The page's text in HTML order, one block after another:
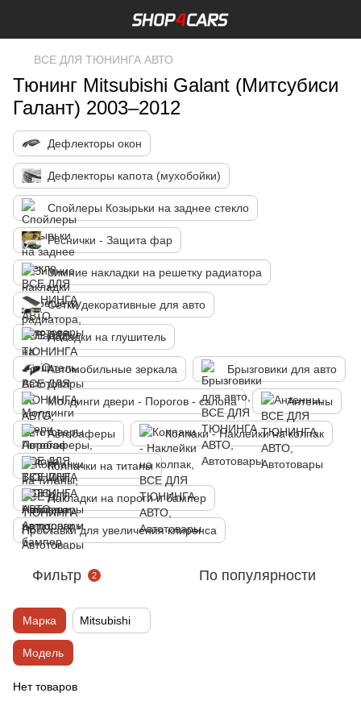
ВСЕ ДЛЯ ТЮНИНГА АВТО
Тюнинг Mitsubishi Galant (Митсубиси
Галант) 2003–2012
Дефлекторы окон
Дефлекторы капота (мухобойки)
Спойлеры Козырьки на заднее стекло
Реснички - Защита фар
Зимние накладки на решетку радиатора
Сетки декоративные для авто
Насадки на глушитель
Автомобильные зеркала Брызговики для авто
Молдинги двери - Порогов - салона Антенны
Автобаферы Колпаки - Наклейки на колпак
Колпачки на титаны
Накладки на пороги и бампер
Проставки для увеличения клиренса
Фильтр 2 По популярности
Марка Mitsubishi
Модель
Нет товаров